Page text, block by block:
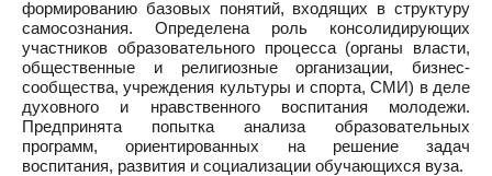
формированию базовых понятий, входящих в структуру
самосознания. Определена роль консолидирующих
участников образовательного процесса (органы власти,
общественные и религиозные организации, бизнес-
сообщества, учреждения культуры и спорта, СМИ) в деле
духовного и нравственного воспитания молодежи.
Предпринята попытка анализа образовательных
программ, ориентированных на решение задач
воспитания, развития и социализации обучающихся вуза.